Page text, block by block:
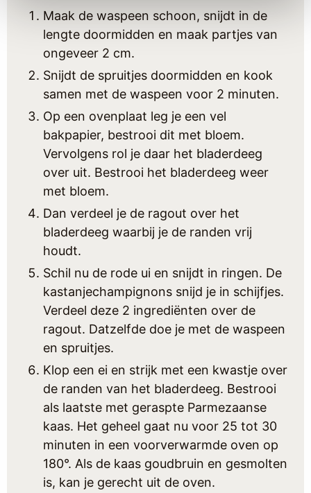
Maak de waspeen schoon, snijdt in de
lengte doormidden en maak partjes van
ongeveer 2 cm.
Snijdt de spruitjes doormidden en kook
samen met de waspeen voor 2 minuten.
Op een ovenplaat leg je een vel
bakpapier, bestrooi dit met bloem.
Vervolgens rol je daar het bladerdeeg
over uit. Bestrooi het bladerdeeg weer
met bloem.
Dan verdeel je de ragout over het
bladerdeeg waarbij je de randen vrij
houdt.
Schil nu de rode ui en snijdt in ringen. De
kastanjechampignons snijd je in schijfjes.
Verdeel deze 2 ingrediënten over de
ragout. Datzelfde doe je met de waspeen
en spruitjes.
Klop een ei en strijk met een kwastje over
de randen van het bladerdeeg. Bestrooi
als laatste met geraspte Parmezaanse
kaas. Het geheel gaat nu voor 25 tot 30
minuten in een voorverwarmde oven op
180°. Als de kaas goudbruin en gesmolten
is, kan je gerecht uit de oven.